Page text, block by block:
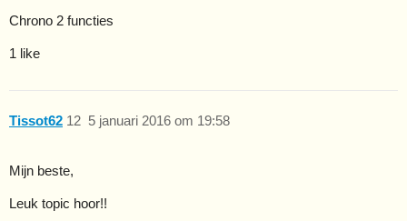
Chrono 2 functies
1 like
Tissot62 5 januari 2016 om 19:58
12
Mijn beste,
Leuk topic hoor!!